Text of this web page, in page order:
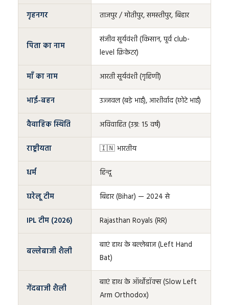
गृहनगर ताजपुर / मोतीपुर, समस्तीपुर, बिहार
पिता का नाम
संजीव सूर्यवंशी (किसान, पूर्व club-
level क्रिकेटर)
माँ का नाम आरती सूर्यवंशी (गृहिणी)
भाई-बहन उज्जवल (बड़े भाई), आशीर्वाद (छोटे भाई)
वैवाहिक स्थिति अविवाहित (उम्र: 15 वर्ष)
राष्ट्रीयता 🇮🇳 भारतीय
धर्म हिन्दू
घरेलू टीम बिहार (Bihar) — 2024 से
IPL टीम (2026) Rajasthan Royals (RR)
बल्लेबाजी शैली
बाएं हाथ के बल्लेबाज (Left Hand
Bat)
गेंदबाजी शैली
बाएं हाथ के ऑर्थोडॉक्स (Slow Left
Arm Orthodox)